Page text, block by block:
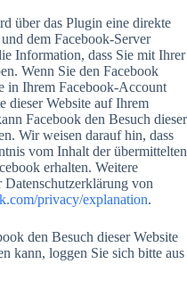
über das Plugin eine direkte
dem Facebook-Server
Information, dass Sie mit Ihrer
Wenn Sie den Facebook
in Ihrem Facebook-Account
dieser Website auf Ihrem
Facebook den Besuch dieser
Wir weisen darauf hin, dass
vom Inhalt der übermittelten
erhalten. Weitere
von
privacy/explanation.
den Besuch dieser Website
kann, loggen Sie sich bitte aus